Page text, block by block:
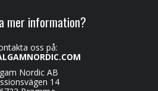
mer information?
oss på:
Nordic AB
14